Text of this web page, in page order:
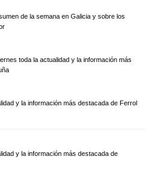
de la semana en Galicia y sobre los
toda la actualidad y la información más
y la información más destacada de Ferrol
y la información más destacada de